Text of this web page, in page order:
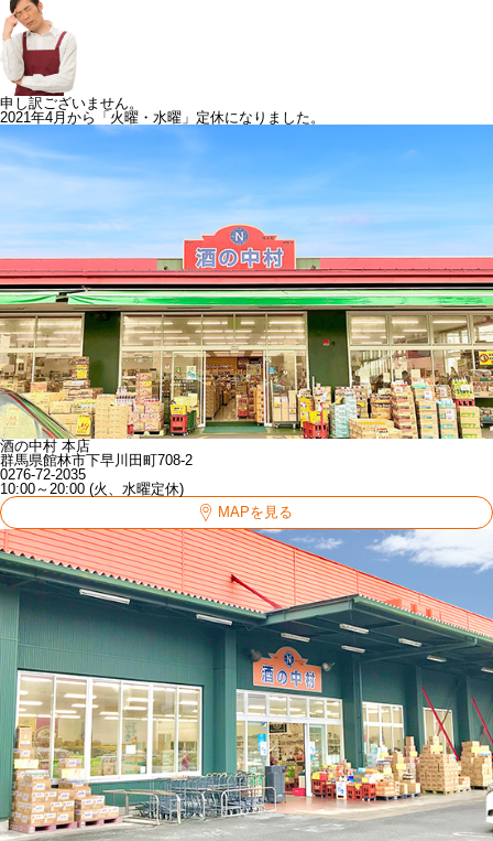
申し訳ございません。
2021年4月から「火曜・水曜」定休になりました。
酒の中村 本店
群馬県館林市下早川田町708-2
0276-72-2035
10:00～20:00 (火、水曜定休)
MAPを見る